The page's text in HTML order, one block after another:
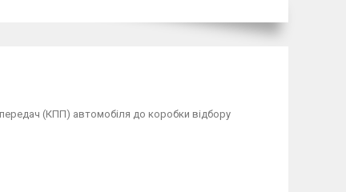
(КПП) автомобіля до коробки відбору